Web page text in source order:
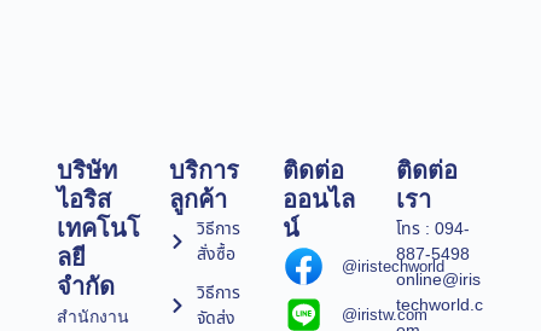
บริษัท
ไอริส
เทคโนโ
ลยี
จำกัด
สำนักงาน
บริการ
ลูกค้า
วิธีการ
สั่งซื้อ
วิธีการ
จัดส่ง
ติดต่อ
ออนไล
น์
@iristechworld
@iristw.com
ติดต่อ
เรา
โทร : 094-
887-5498
online@iris
techworld.c